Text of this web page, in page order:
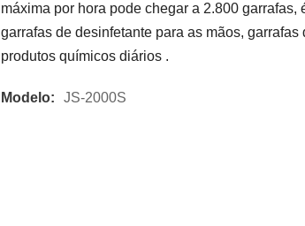
máxima por hora pode chegar a 2.800
garrafas de desinfetante para as mãos,
produtos químicos diários .
Modelo: JS-2000S